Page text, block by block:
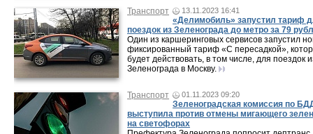
Транспорт
13.11.2023 16:41
«Делимобиль» запустил тариф
поездок из Зеленограда до метро за 79
Один из каршеринговых сервисов запустил
фиксированный тариф «С пересадкой»,
будет действовать, в том числе, для поездок
Зеленограда в Москву.
Транспорт 01.11.2023 09:20
Зеленоградская комиссия по
выступила против отмены мигающего
на светофорах